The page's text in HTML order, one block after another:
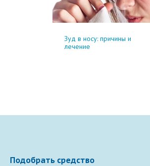
Зуд в носу: причины и
лечение
Подобрать средство